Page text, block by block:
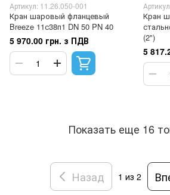
Артикул: 11.26.050-001
Кран шаровый фланцевый
Breeze 11с38п1 DN 50 PN 40
5 970.00 грн. з ПДВ
Кран
(2")
5
Показать еще 16
Назад 1 из 2